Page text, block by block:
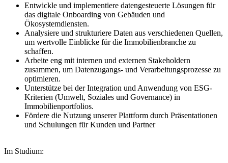
Entwickle und implementiere datengesteuerte Lösungen für
das digitale Onboarding von Gebäuden und
Ökosystemdiensten.
Analysiere und strukturiere Daten aus verschiedenen Quellen,
um wertvolle Einblicke für die Immobilienbranche zu
schaffen.
Arbeite eng mit internen und externen Stakeholdern
zusammen, um Datenzugangs- und Verarbeitungsprozesse zu
optimieren.
Unterstütze bei der Integration und Anwendung von ESG-
Kriterien (Umwelt, Soziales und Governance) in
Immobilienportfolios.
Fördere die Nutzung unserer Plattform durch Präsentationen
und Schulungen für Kunden und Partner
Im Studium: